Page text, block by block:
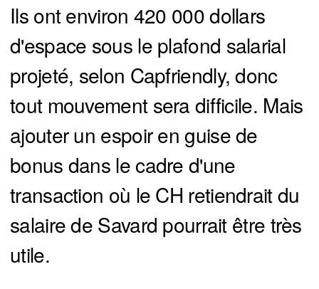
Ils ont environ 420 000 dollars
d'espace sous le plafond salarial
projeté, selon Capfriendly, donc
tout mouvement sera difficile. Mais
ajouter un espoir en guise de
bonus dans le cadre d'une
transaction où le CH retiendrait du
salaire de Savard pourrait être très
utile.